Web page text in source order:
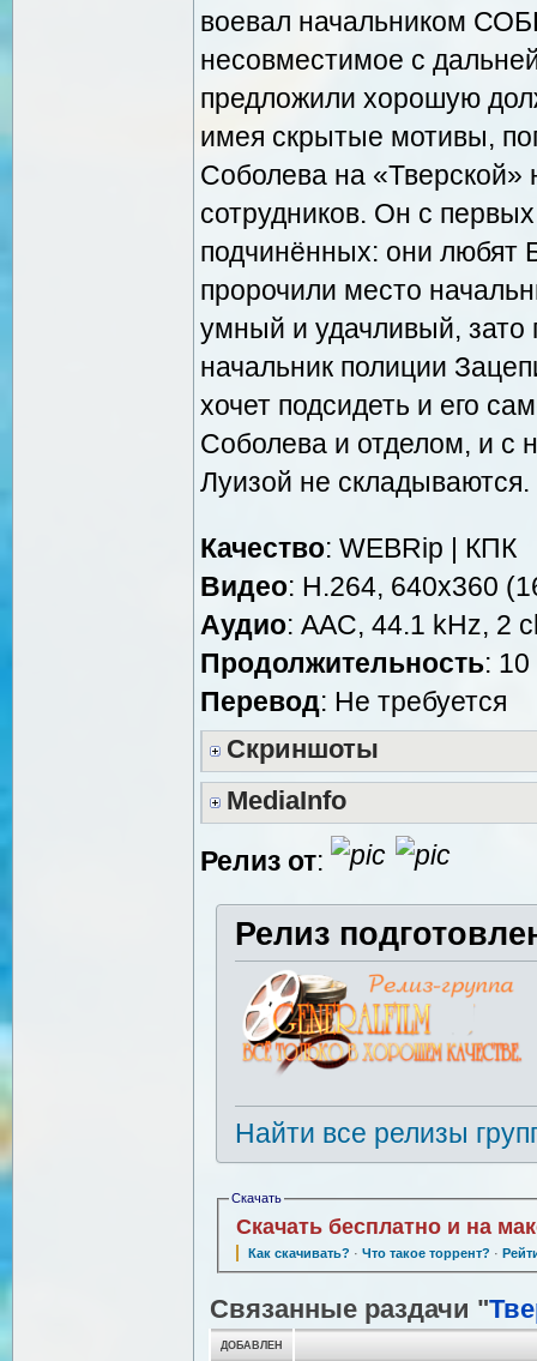
воевал начальником
несовместимое с
предложили хорошую
имея скрытые мотивы,
Соболева на
сотрудников. Он с
подчинённых: они любят
пророчили место
умный и удачливый,
начальник полиции
хочет подсидеть и его
Соболева и отделом, и с
Луизой не складываются.
Качество: WEBRip | КПК
Видео: H.264, 640x360
Аудио: AAC, 44.1 kHz, 2
Продолжительность:
Перевод: Не требуется
Скриншоты
MediaInfo
Релиз от:
Релиз
Найти все релизы
Скачать
Скачать бесплатно и на
Как скачивать? · Что такое торрент? ·
Связанные раздачи "
ДОБАВЛЕН